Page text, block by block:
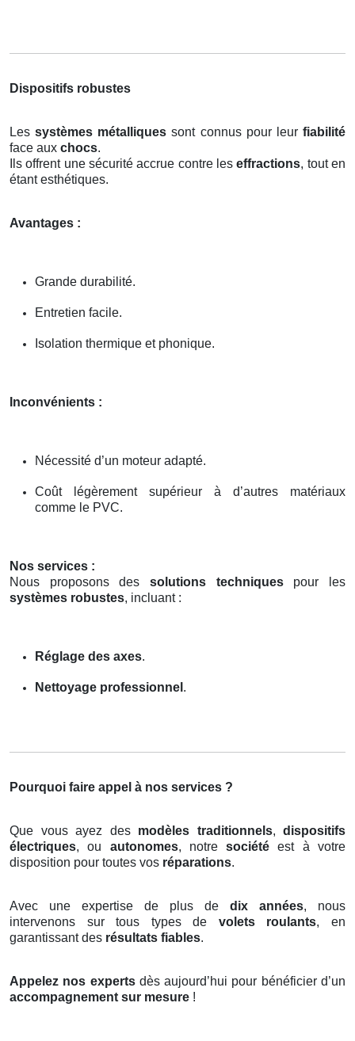
Dispositifs robustes
Lessystèmes métalliques sont connus pour leurfiabilité
face aux chocs.
Ils offrent une sécurité accrue contre leseffractions, tout en
étant esthétiques.
Avantages :
Grande durabilité.
Entretien facile.
Isolation thermique et phonique.
Inconvénients :
Nécessité d’un moteur adapté.
Coût légèrement supérieur à d’autres matériaux
comme le PVC.
Nos services :
Nous proposons des solutions techniquespour les
systèmes robustes, incluant :
Réglage des axes.
Nettoyage professionnel .
Pourquoi faire appel à nos services ?
Que vous ayez des modèles traditionnels, dispositifs
électriques, ou autonomes, notresociété est à votre
disposition pour toutes vos réparations.
Avec une expertise de plus de dix années, nous
intervenons sur tous types de volets roulants, en
garantissant des résultats fiables.
Appelez nos expertsdès aujourd’hui pour bénéficier d’un
accompagnement sur mesure !